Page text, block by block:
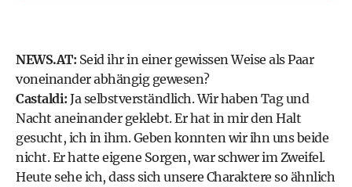
NEWS.AT: Seid ihr in einer gewissen Weise als Paar
voneinander abhängig gewesen?
Castaldi: Ja selbstverständlich. Wir haben Tag und
Nacht aneinander geklebt. Er hat in mir den Halt
gesucht, ich in ihm. Geben konnten wir ihn uns beide
nicht. Er hatte eigene Sorgen, war schwer im Zweifel.
Heute sehe ich, dass sich unsere Charaktere so ähnlich